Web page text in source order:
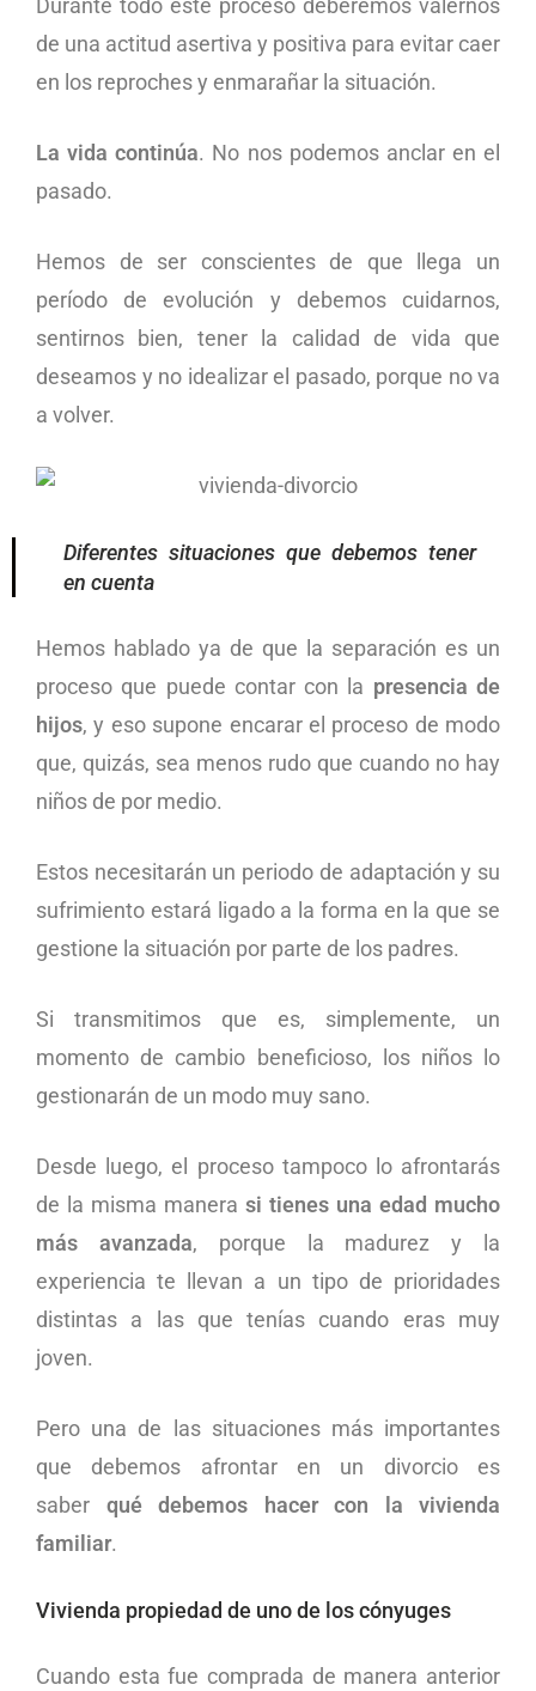
Durante todo este proceso deberemos valernos
de una actitud asertiva y positiva para evitar caer
en los reproches y enmarañar la situación.
La vida continúa. No nos podemos anclar en el
pasado.
Hemos de ser conscientes de que llega un
período de evolución y debemos cuidarnos,
sentirnos bien, tener la calidad de vida que
deseamos y no idealizar el pasado, porque no va
a volver.
Diferentes situaciones que debemos tener
en cuenta
Hemos hablado ya de que la separación es un
proceso que puede contar con la presencia de
hijos, y eso supone encarar el proceso de modo
que, quizás, sea menos rudo que cuando no hay
niños de por medio.
Estos necesitarán un periodo de adaptación y su
sufrimiento estará ligado a la forma en la que se
gestione la situación por parte de los padres.
Si transmitimos que es, simplemente, un
momento de cambio beneficioso, los niños lo
gestionarán de un modo muy sano.
Desde luego, el proceso tampoco lo afrontarás
de la misma manera si tienes una edad mucho
más avanzada, porque la madurez y la
experiencia te llevan a un tipo de prioridades
distintas a las que tenías cuando eras muy
joven.
Pero una de las situaciones más importantes
que debemos afrontar en un divorcio es
saber qué debemos hacer con la vivienda
familiar.
Vivienda propiedad de uno de los cónyuges
Cuando esta fue comprada de manera anterior